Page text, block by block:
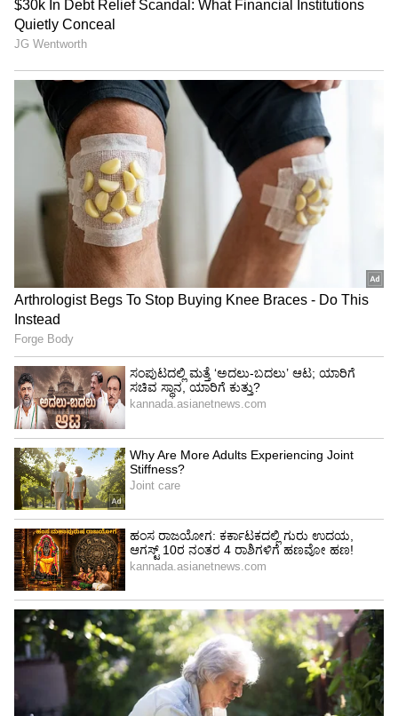
ತಾಲೂಕಿನ ವಿವಿಧ ಗ್ರಾಮಗಳಲ್ಲಿ ನಡೆಯುತ್ತಿದ್ದ ಸಂತೆ ಹಾಗೂ
ಜಾತ್ರೆಗೆ ಜಾನುವಾರುಗಳಿಗೆ ನಿಷೇಧ ಹೇರಲಾಗಿದೆ.
ನಿಷೇಧ ಮುಂದುವರಿದಿದೆ.
ಕಾಲು ಬಾಯಿ ಜ್ವರ ನಿಯಂತ್ರಣಕ್ಕೆ ತಾಲೂಕಿನಾದ್ಯಂತ ಲಸಿಕೆ
ಅಭಿಯಾನ ನಡೆದಿದೆ. ಈಗ ಚರ್ಮಗಂಟು ರೋಗದ ಬಗ್ಗೆ
ರೈತರಿಗೆ ಇಲಾಖೆ ಜಾಗೃತಿ ಮೂಡಿಸಿದೆ. ಚರ್ಮಗಂಟು ರೋಗ
ತಡೆಗೆ ಇಲಾಖೆ ಎಲ್ಲಾ ರೀತಿಯ ಕ್ರಮ ತೆಗೆದುಕೊಂಡಿದೆ.
-ಡಾ.ಮೋಹನ್‌ಕುಮಾರ್‌, ಸಹಾಯಕ ನಿರ್ದೇಶಕ, ಪಶು
ವೈದ್ಯಕೀಯ ಇಲಾಖೆ
Bandipur: ಬೇಸಿಗೆಯಲ್ಲಿ ಜೀರೋ ಫೈರ್‌ಗೆ ಸೂಚನೆ